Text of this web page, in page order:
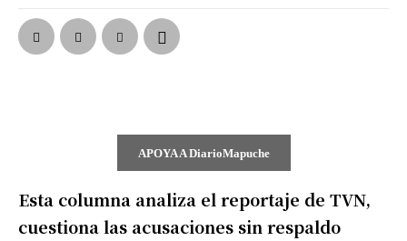
APOYA A DiarioMapuche
Esta columna analiza el reportaje de TVN,
cuestiona las acusaciones sin respaldo